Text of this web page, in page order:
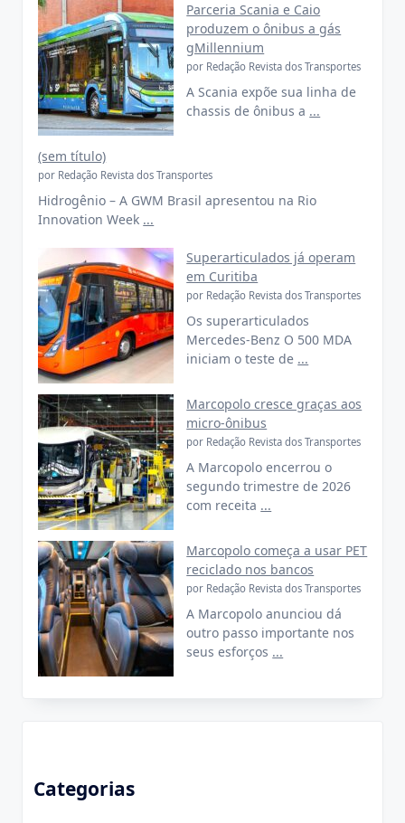
Parceria Scania e Caio
produzem o ônibus a gás
gMillennium
por Redação Revista dos Transportes
A Scania expõe sua linha de
chassis de ônibus a ...
(sem título)
por Redação Revista dos Transportes
Hidrogênio – A GWM Brasil apresentou na Rio
Innovation Week ...
Superarticulados já operam
em Curitiba
por Redação Revista dos Transportes
Os superarticulados
Mercedes-Benz O 500 MDA
iniciam o teste de ...
Marcopolo cresce graças aos
micro-ônibus
por Redação Revista dos Transportes
A Marcopolo encerrou o
segundo trimestre de 2026
com receita ...
Marcopolo começa a usar PET
reciclado nos bancos
por Redação Revista dos Transportes
A Marcopolo anunciou dá
outro passo importante nos
seus esforços ...
Categorias